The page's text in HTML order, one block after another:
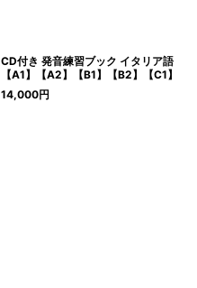
CD付き 発音練習ブック イタリア語
【A1】【A2】【B1】【B2】【C1】
14,000円